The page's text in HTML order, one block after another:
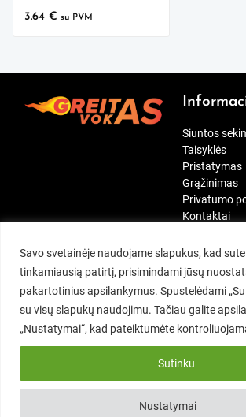
Savo svetainėje naudojame slapukus, kad
tinkamiausią patirtį, prisimindami jūsų
pakartotinius apsilankymus. Spustelėdami
su visų slapukų naudojimu. Tačiau galite
„Nustatymai“, kad pateiktumėte
Nustatymai
Sutinku
3.64€ su PVM
Siuntos
Taisyklės
Pristatymas
Grąžinimas
Privatumo
Kontaktai
Paskyra
Siuntos sekimas
Mano paskyra
Įsimintini
Užsakymai
Adresai
Mūsų
Kontaktai:
MB Duok
Tel.:+370
El. p.:
Nemajūnų
I-V: 09:00 –